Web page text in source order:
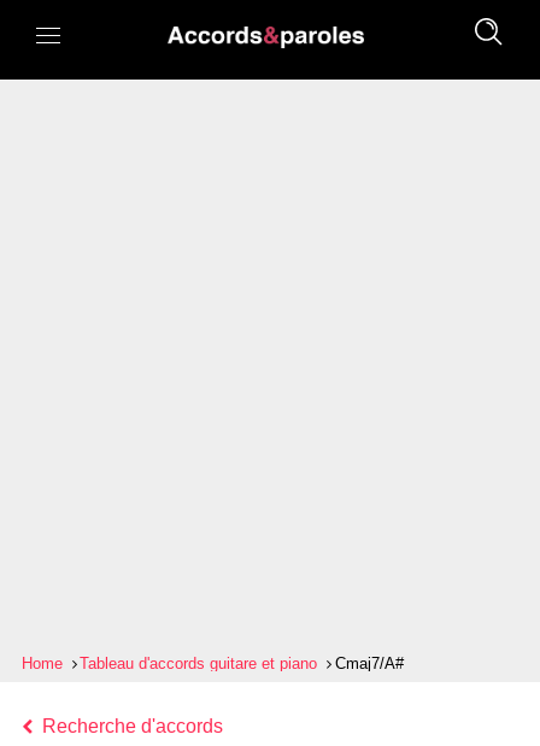
Home Tableau d'accords guitare et piano Cmaj7/A#
Recherche d'accords